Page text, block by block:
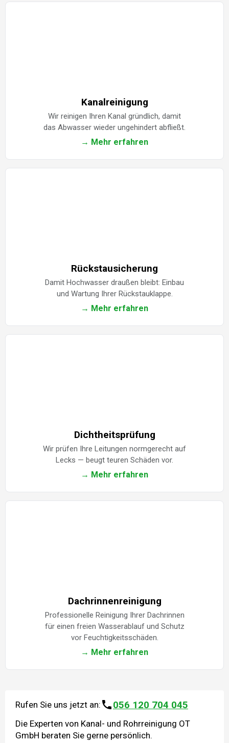
Kanalreinigung
Wir reinigen Ihren Kanal gründlich, damit
das Abwasser wieder ungehindert abfließt.
→ Mehr erfahren
Rückstausicherung
Damit Hochwasser draußen bleibt: Einbau
und Wartung Ihrer Rückstauklappe.
→ Mehr erfahren
Dichtheitsprüfung
Wir prüfen Ihre Leitungen normgerecht auf
Lecks — beugt teuren Schäden vor.
→ Mehr erfahren
Dachrinnenreinigung
Professionelle Reinigung Ihrer Dachrinnen
für einen freien Wasserablauf und Schutz
vor Feuchtigkeitsschäden.
→ Mehr erfahren
Rufen Sie uns jetzt an: 056 120 704 045
Die Experten von Kanal- und Rohrreinigung OT
GmbH beraten Sie gerne persönlich.